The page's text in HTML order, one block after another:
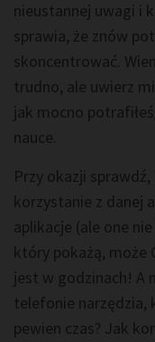
nieustannej uwagi i
sprawia, że znów
skoncentrować.
trudno, ale uwierz
jak mocno
nauce.
Przy okazji
korzystanie z danej
aplikacje (ale one
który pokażą, może
jest w godzinach! A
telefonie narzędzia,
pewien czas? Jak